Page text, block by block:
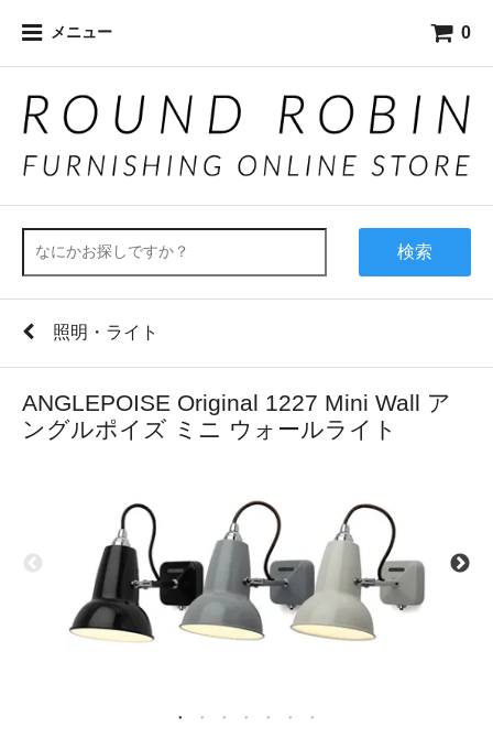
メニュー 0
検索
照明・ライト
ANGLEPOISE Original 1227 Mini Wall ア
ングルポイズ ミニ ウォールライト